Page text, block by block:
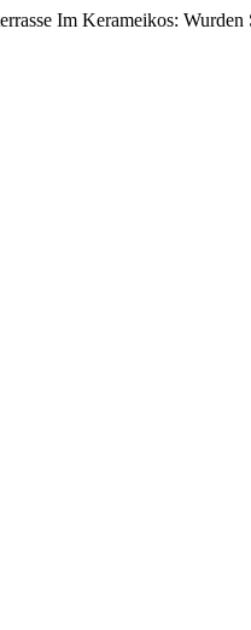
Im Kerameikos: